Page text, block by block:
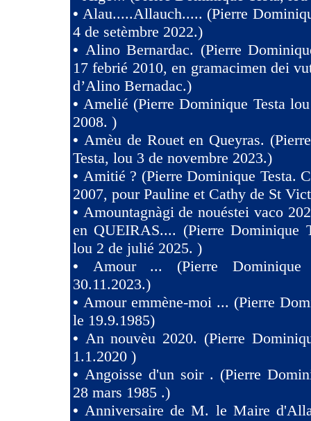
•Alau.....Allauch..... (Pierre
4 de setèmbre 2022.)
• Alino Bernardac. (Pierre
17 febrié 2010, en gramacimen dei
d’Alino Bernadac.)
•Amelié (Pierre Dominique Testa
2008. )
• Amèu de Rouet en Queyras.
Testa, lou 3 de novembre 2023.)
• Amitié ? (Pierre Dominique Testa.
2007, pour Pauline et Cathy de St
• Amountagnàgi de nouéstei vaco
en QUEIRAS.... (Pierre Dominique
lou 2 de julié 2025. )
• Amour ... (Pierre Dominique
30.11.2023.)
• Amour emmène-moi ... (Pierre
le 19.9.1985)
• An nouvèu 2020. (Pierre
1.1.2020 )
• Angoisse d'un soir . (Pierre
28 mars 1985 .)
•Anniversaire de M. le Maire